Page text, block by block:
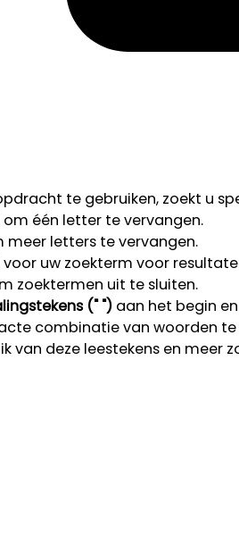
te gebruiken, zoekt u
om één letter te vervangen.
meer letters te vervangen.
voor uw zoekterm voor
zoektermen uit te sluiten.
(" ") aan het begin
combinatie van woorden te
van deze leestekens en meer